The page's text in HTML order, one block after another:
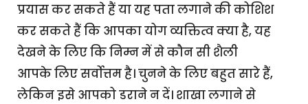
प्रयास कर सकते हैं या यह पता लगाने की कोशिश
कर सकते हैं कि आपका योग व्यक्तित्व क्या है, यह
देखने के लिए कि निम्न में से कौन सी शैली
आपके लिए सर्वोत्तम है। चुनने के लिए बहुत सारे हैं,
लेकिन इसे आपको डराने न दें। शाखा लगाने से